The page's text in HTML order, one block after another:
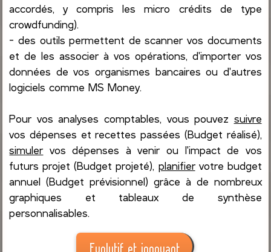
accordés, y compris les micro crédits de type
crowdfunding).
- des outils permettent de scanner vos documents
et de les associer à vos opérations, d'importer vos
données de vos organismes bancaires ou d'autres
logiciels comme MS Money.
Pour vos analyses comptables, vous pouvez suivre
vos dépenses et recettes passées (Budget réalisé),
simulervos dépenses à venir ou l'impact de vos
futurs projet (Budget projeté), planifiervotre budget
annuel (Budget prévisionnel) grâce à de nombreux
graphiques et tableaux de synthèse
personnalisables.